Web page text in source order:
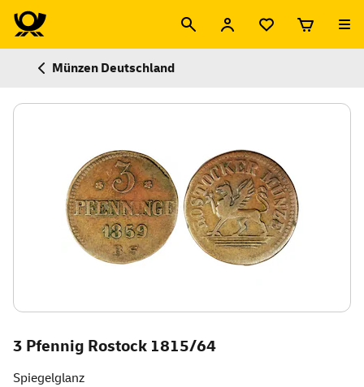
Münzen Deutschland
3 Pfennig Rostock 1815/64
Spiegelglanz